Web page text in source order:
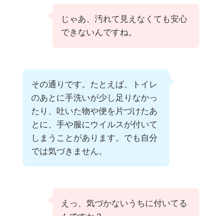
じゃあ、汚れて見えなくても安心
できないんですね。
その通りです。たとえば、トイレ
のあとに手洗いが少し足りなかっ
たり、吐いた物や便を片づけたあ
とに、手や服にウイルスが付いて
しまうことがあります。でも自分
では気づきません。
えっ、気づかないうちに付いてる